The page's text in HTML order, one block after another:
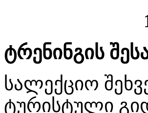
ტრენინგის
სალექციო
ტურისტული